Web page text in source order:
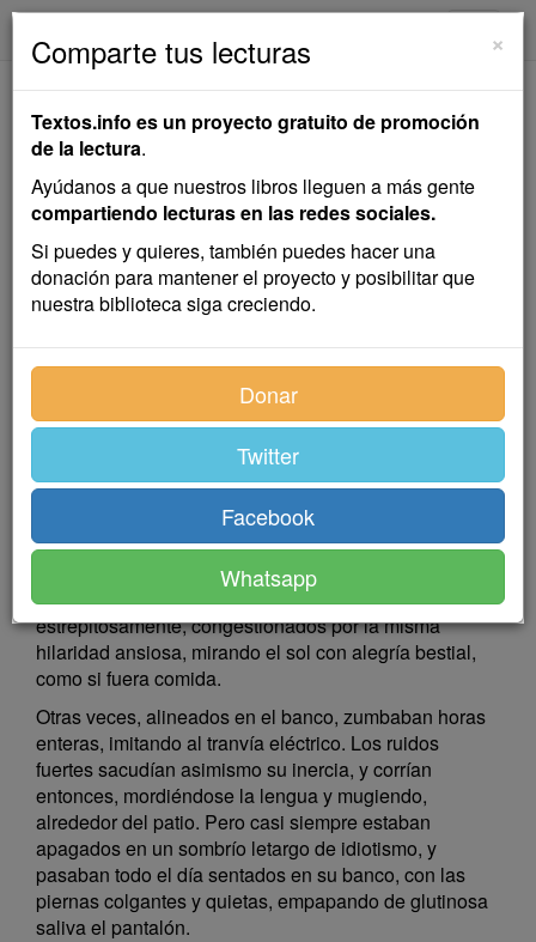
La Gallina Degollada
Horacio Quiroga
Cuento
Todo el día, sentados en el patio en un banco, estaban
los cuatro hijos idiotas del matrimonio Mazzini-Ferraz.
Tenían la lengua entre los labios, los ojos estúpidos, y
volvían la cabeza con la boca abierta.
ladrillos. El banco quedaba paralelo a él, a cinco
metros, y allí se mantenían inmóviles, fijos los ojos en
los ladrillos. Como el sol se ocultaba tras el cerco, al
declinar los idiotas tenían fiesta. La luz
enceguecedora llamaba su atención al principio, poco
a poco sus ojos se animaban, se reían al fin
estrepitosamente, congestionados por la misma
hilaridad ansiosa, mirando el sol con alegría bestial,
como si fuera comida.
Otras veces, alineados en el banco, zumbaban horas
enteras, imitando al tranvía eléctrico. Los ruidos
fuertes sacudían asimismo su inercia, y corrían
entonces, mordiéndose la lengua y mugiendo,
alrededor del patio. Pero casi siempre estaban
apagados en un sombrío letargo de idiotismo, y
pasaban todo el día sentados en su banco, con las
piernas colgantes y quietas, empapando de glutinosa
saliva el pantalón.
×
Comparte tus lecturas
Textos.info es un proyecto gratuito de promoción
de la lectura.
Ayúdanos a que nuestros libros lleguen a más gente
compartiendo lecturas en las redes sociales.
Si puedes y quieres, también puedes hacer una
donación para mantener el proyecto y posibilitar que
nuestra biblioteca siga creciendo.
Donar
Twitter
Facebook
Whatsapp